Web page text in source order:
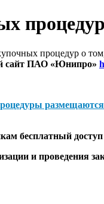
процедур
процедур о
сайт ПАО «Юнипро»
бесплатный
и проведения